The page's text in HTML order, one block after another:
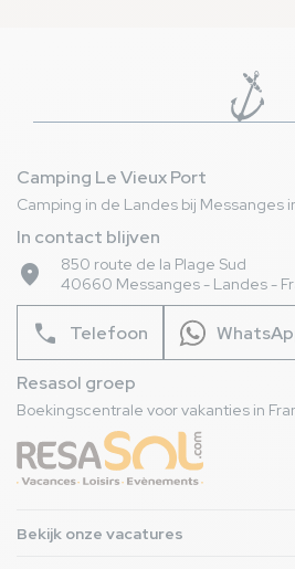
Camping Le Vieux Port
Camping in de Landes bij Messanges
In contact blijven
place
850 route de la Plage Sud
40660 Messanges - Landes -
phone Telefoon
Resasol groep
Boekingscentrale voor vakanties in
Bekijk onze vacatures